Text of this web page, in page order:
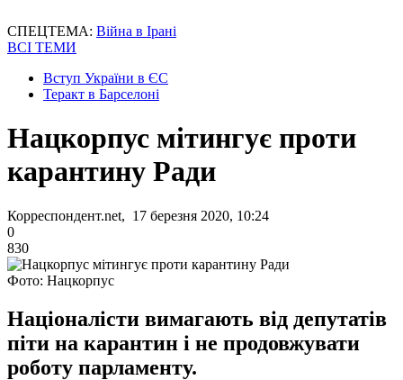
СПЕЦТЕМА: Війна в Ірані
ВСІ ТЕМИ
Вступ України в ЄС
Теракт в Барселоні
Нацкорпус мітингує проти
карантину Ради
Корреспондент.net, 17 березня 2020, 10:24
0
830
Фото: Нацкорпус
Націоналісти вимагають від депутатів
піти на карантин і не продовжувати
роботу парламенту.